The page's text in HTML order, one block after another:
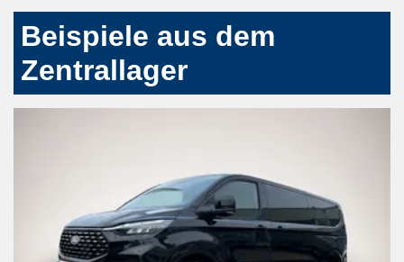
Beispiele aus dem
Zentrallager